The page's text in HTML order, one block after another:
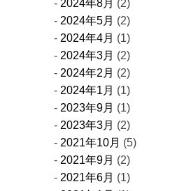
2024年8月 (2)
2024年5月 (2)
2024年4月 (1)
2024年3月 (2)
2024年2月 (2)
2024年1月 (1)
2023年9月 (1)
2023年3月 (2)
2021年10月 (5)
2021年9月 (2)
2021年6月 (1)